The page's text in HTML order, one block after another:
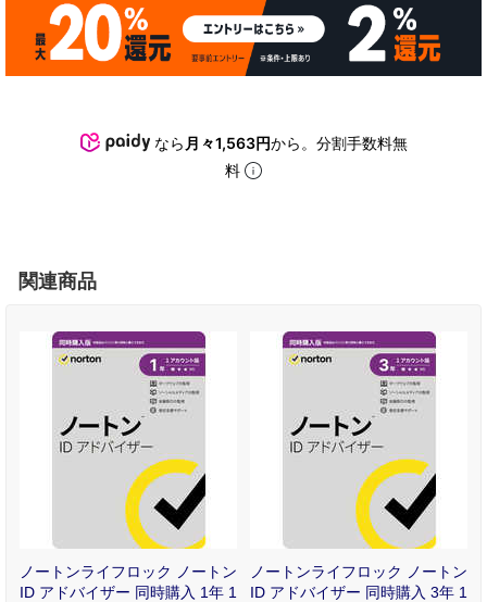
なら 月々1,563円から。分割手数料無
料
関連商品
ノートンライフロック ノートン
ID アドバイザー 同時購入 1年 1
ノートンライフロック ノートン
ID アドバイザー 同時購入 3年 1